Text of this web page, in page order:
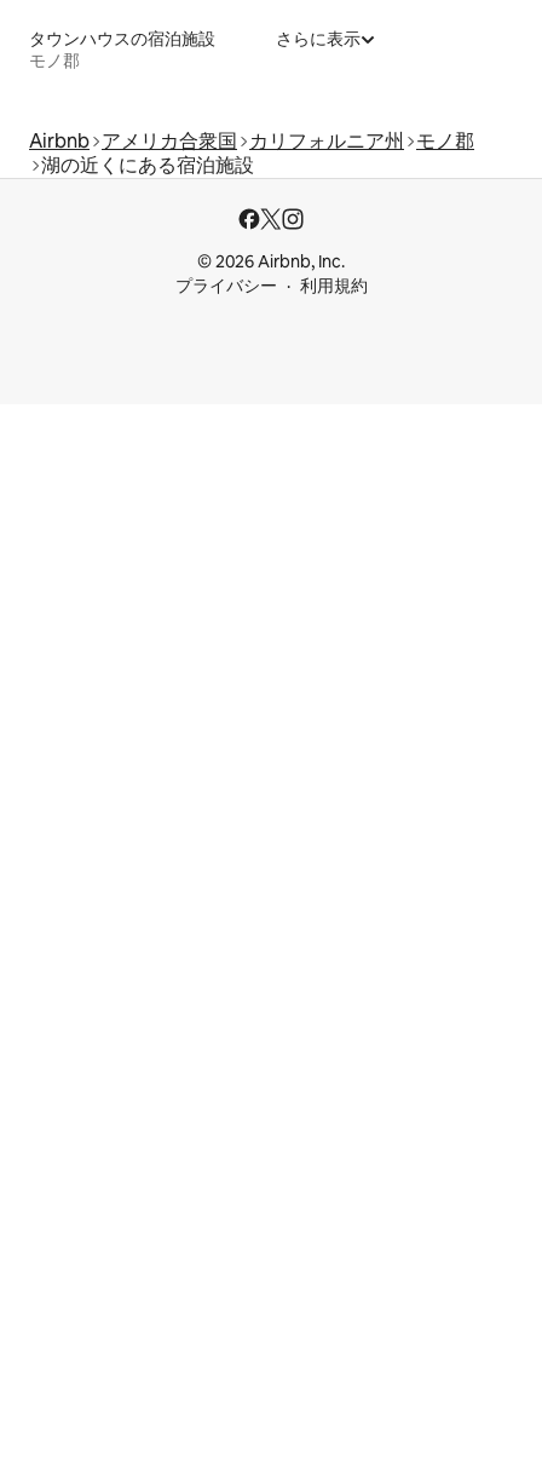
タウンハウスの宿泊施設
モノ郡
さらに表示
Airbnb アメリカ合衆国 カリフォルニア州
モノ郡
湖の近くにある宿泊施設
© 2026 Airbnb, Inc.
プライバシー
利用規約